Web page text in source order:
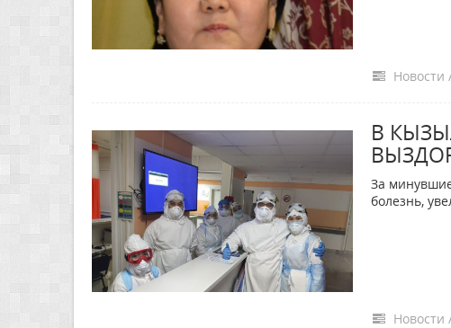
Новости
В
За
болезнь,
Новости